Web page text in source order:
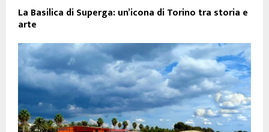
La Basilica di Superga: un’icona di Torino tra storia e
arte